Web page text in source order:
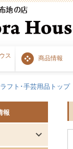
ス
商品情報
フト･手芸用品トップ
報